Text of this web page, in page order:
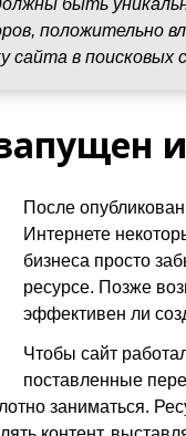
быть
положительно
сайта в поисковых
После
Интернете
бизнеса просто
ресурсе. Позже
эффективен ли
Чтобы сайт
поставленные
заниматься.